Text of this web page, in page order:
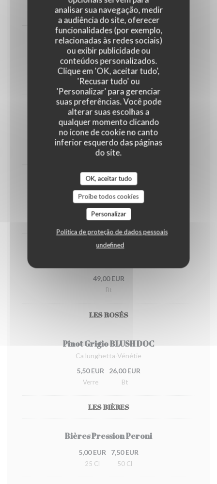
analisar sua navegação, medir
a audiência do site, oferecer
funcionalidades (por exemplo,
relacionadas às redes sociais)
ou exibir publicidade ou
conteúdos personalizados.
Clique em 'OK, aceitar tudo',
'Recusar tudo' ou
'Personalizar' para gerenciar
suas preferências. Você pode
alterar suas escolhas a
qualquer momento clicando
no ícone de cookie no canto
inferior esquerdo das páginas
do site.
OK, aceitar tudo
Proíbe todos cookies
Personalizar
Política de proteção de dados pessoais
undefined
Verre
Chardonnay Vitese DOC BIO
Colomba Bianca - Sicile
6,00 EUR
Verre
Chardonnay Vitese DOC BIO
Colomba Bianca Sicile
27,00 EUR
Bt
Greco di Tufo DOCG
Lapilli-Campanie
38,00 EUR
Bt
Vermentino di Sardegna VEOR DOC
49,00 EUR
Bt
LES ROSÉS
Pinot Grigio BLUSH DOC
Ca lunghetta-Vénétie
5,50 EUR
Verre
26,00 EUR
Bt
LES BIÈRES
Bières Pression Peroni
5,00 EUR
25 Cl
7,50 EUR
50 Cl